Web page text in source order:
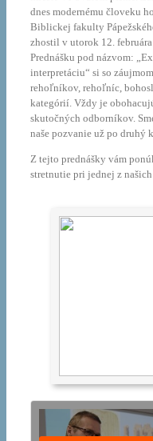
dnes modernému človeku
Biblickej fakulty
zhostil v utorok 12.
Prednášku pod názvom:
interpretáciu“ si so
rehoľníkov, rehoľníc,
kategórií. Vždy je
skutočných odborníkov.
naše pozvanie už po druhý
Z tejto prednášky vám
stretnutie pri jednej z